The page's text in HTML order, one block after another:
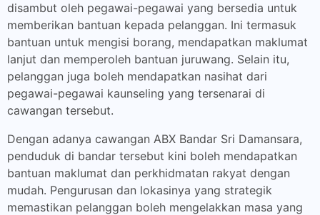
disambut oleh pegawai-pegawai yang bersedia untuk
memberikan bantuan kepada pelanggan. Ini termasuk
bantuan untuk mengisi borang, mendapatkan maklumat
lanjut dan memperoleh bantuan juruwang. Selain itu,
pelanggan juga boleh mendapatkan nasihat dari
pegawai-pegawai kaunseling yang tersenarai di
cawangan tersebut.
Dengan adanya cawangan ABX Bandar Sri Damansara,
penduduk di bandar tersebut kini boleh mendapatkan
bantuan maklumat dan perkhidmatan rakyat dengan
mudah. Pengurusan dan lokasinya yang strategik
memastikan pelanggan boleh mengelakkan masa yang